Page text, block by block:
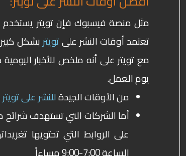
مثل منصة فيسبوك فإن تويتر
تعتمد أوقات النشر علىتويتربشكل
مع تويتر على أنه ملخص للأخبار
يوم العمل.
من الأوقات الجيدةللنشر على تويتر
أما الشركات التي تستهدف